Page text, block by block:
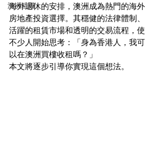
澳洲租樓
海外退休的安排，澳洲成為熱門的海外
房地產投資選擇。其穩健的法律體制、
活躍的租賃市場和透明的交易流程，使
不少人開始思考：「身為香港人，我可
以在澳洲買樓收租嗎？」
本文將逐步引導你實現這個想法。